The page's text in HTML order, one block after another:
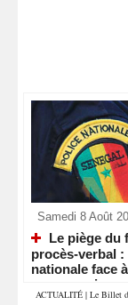
Samedi 8 Août
Le piège du
procès-verbal :
nationale face
escroquerie
ACTUALITÉ | Le Billet